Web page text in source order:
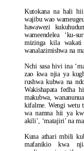
Kutokana na hali hii
wajibu wao
hawawezi
wameendelea ‘ku-
mizinga kila wakati
wanalazimishwa na
Nchi sasa hivi ina
zao kwa njia ya
rushwa kubwa na
Wakishapata fedha
makubwa,
kifalme. Wengi wetu
wa namna hii ya
akili’, ‘matajiri’ na
Kuna athari mbili
mafanikio kwa